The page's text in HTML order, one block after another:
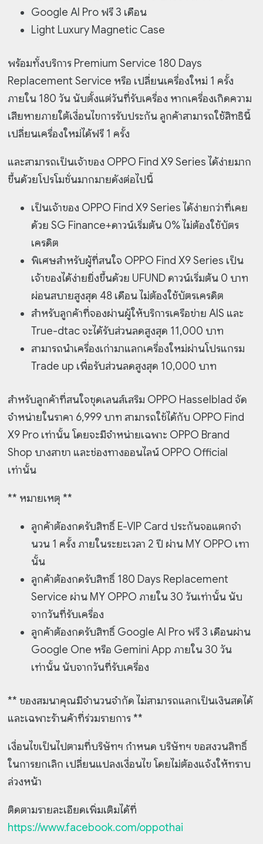
Google AI Pro ฟรี 3 เดือน
Light Luxury Magnetic Case
พร้อมทั้งบริการ Premium Service 180 Days
Replacement Service หรือ เปลี่ยนเครื่องใหม่ 1 ครั้ง
ภายใน 180 วัน นับตั้งแต่วันที่รับเครื่อง หากเครื่องเกิดความ
เสียหายภายใต้เงื่อนไขการรับประกัน ลูกค้าสามารถใช้สิทธินี้
เปลี่ยนเครื่องใหม่ได้ฟรี 1 ครั้ง
และสามารถเป็นเจ้าของ OPPO Find X9 Series ได้ง่ายมาก
ขึ้นด้วยโปรโมชั่นมากมายดังต่อไปนี้
เป็นเจ้าของ OPPO Find X9 Series ได้ง่ายกว่าที่เคย
ด้วย SG Finance+ดาวน์เริ่มต้น 0% ไม่ต้องใช้บัตร
เครดิต
พิเศษสำหรับผู้ที่สนใจ OPPO Find X9 Series เป็น
เจ้าของได้ง่ายยิ่งขึ้นด้วย UFUND ดาวน์เริ่มต้น 0 บาท
ผ่อนสบายสูงสุด 48 เดือน ไม่ต้องใช้บัตรเครดิต
สำหรับลูกค้าที่จองผ่านผู้ให้บริการเครือข่าย AIS และ
True-dtac จะได้รับส่วนลดสูงสุด 11,000 บาท
สามารถนำเครื่องเก่ามาแลกเครื่องใหม่ผ่านโปรแกรม
Trade up เพื่อรับส่วนลดสูงสุด 10,000 บาท
สำหรับลูกค้าที่สนใจชุดเลนส์เสริม OPPO Hasselblad จัด
จำหน่ายในราคา 6,999 บาท สามารถใช้ได้กับ OPPO Find
X9 Pro เท่านั้น โดยจะมีจำหน่ายเฉพาะ OPPO Brand
Shop บางสาขา และช่องทางออนไลน์ OPPO Official
เท่านั้น
** หมายเหตุ **
ลูกค้าต้องกดรับสิทธิ์ E-VIP Card ประกันจอแตกจํา
นวน 1 ครั้ง ภายในระยะเวลา 2 ปี ผ่าน MY OPPO เทา
นั้น
ลูกค้าต้องกดรับสิทธิ์ 180 Days Replacement
Service ผ่าน MY OPPO ภายใน 30 วันเท่านั้น นับ
จากวันที่รับเครื่อง
ลูกค้าต้องกดรับสิทธิ์ Google AI Pro ฟรี 3 เดือนผ่าน
Google One หรือ Gemini App ภายใน 30 วัน
เท่านั้น นับจากวันที่รับเครื่อง
** ของสมนาคุณมีจํานวนจํากัด ไม่สามารถแลกเป็นเงินสดได้
และเฉพาะร้านค้าที่ร่วมรายการ **
เงื่อนไขเป็นไปตามที่บริษัทฯ กําหนด บริษัทฯ ขอสงวนสิทธิ์
ในการยกเลิก เปลี่ยนแปลงเงื่อนไข โดยไม่ต้องแจ้งให้ทราบ
ล่วงหน้า
ติดตามรายละเอียดเพิ่มเติมได้ที่
https://www.facebook.com/oppothai